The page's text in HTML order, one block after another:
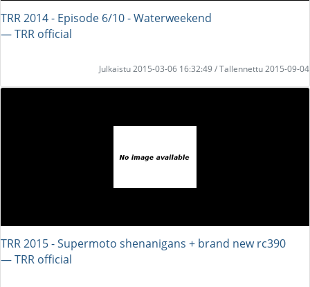
TRR 2014 - Episode 6/10 - Waterweekend
― TRR official
Julkaistu 2015-03-06 16:32:49 / Tallennettu 2015-09-04
TRR 2015 - Supermoto shenanigans + brand new rc390
― TRR official